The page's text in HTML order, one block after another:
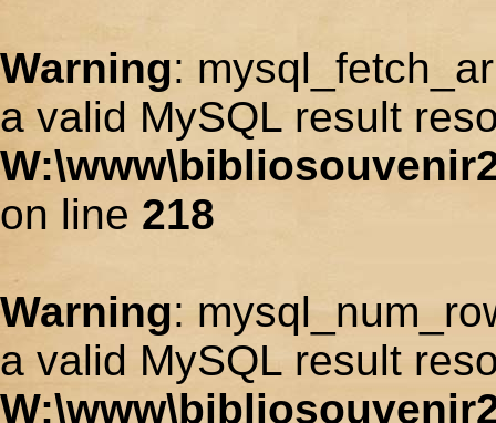
Warning:
a valid MySQL result
on line 218
Warning:
a valid MySQL result